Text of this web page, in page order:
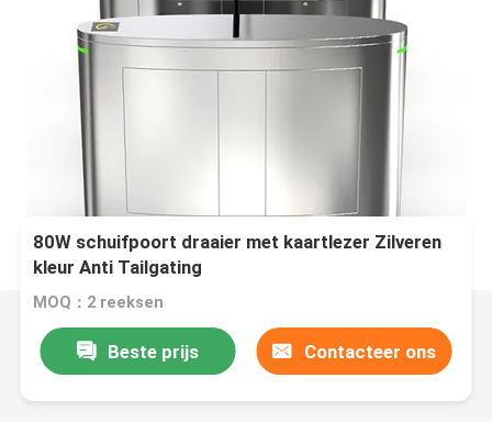
80W schuifpoort draaier met kaartlezer Zilveren
kleur Anti Tailgating
MOQ：2 reeksen
Beste prijs Contacteer ons